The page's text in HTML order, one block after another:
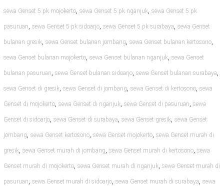
sewa Genset 5 pk mojokerto, sewa Genset 5 pk nganjuk, sewa Genset 5 pk
pasuruan, sewa Genset 5 pk sidoarjo, sewa Genset 5 pk surabaya, sewa Genset
bulanan gresik, sewa Genset bulanan jombang, sewa Genset bulanan kertosono,
sewa Genset bulanan mojokerto, sewa Genset bulanan nganjuk, sewa Genset
bulanan pasuruan, sewa Genset bulanan sidoarjo, sewa Genset bulanan surabaya,
sewa Genset di gresik, sewa Genset di jombang, sewa Genset di kertosono, sewa
Genset di mojokerto, sewa Genset di nganjuk, sewa Genset di pasuruan, sewa
Genset di sidoarjo, sewa Genset di surabaya, sewa Genset gresik, sewa Genset
jombang, sewa Genset kertosono, sewa Genset mojokerto, sewa Genset murah di
gresik, sewa Genset murah di jombang, sewa Genset murah di kertosono, sewa
Genset murah di mojokerto, sewa Genset murah di nganjuk, sewa Genset murah di
pasuruan, sewa Genset murah di sidoarjo, sewa Genset murah di surabaya, sewa